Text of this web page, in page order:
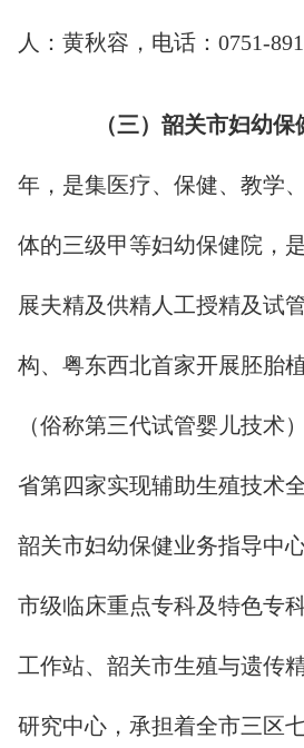
人：黄秋容，电话：0751-
（三）韶关市妇幼保
年，是集医疗、保健、教学
体的三级甲等妇幼保健院，
展夫精及供精人工授精及试
构、粤东西北首家开展胚胎
（俗称第三代试管婴儿技术
省第四家实现辅助生殖技术
韶关市妇幼保健业务指导中
市级临床重点专科及特色专
工作站、韶关市生殖与遗传
研究中心，承担着全市三区